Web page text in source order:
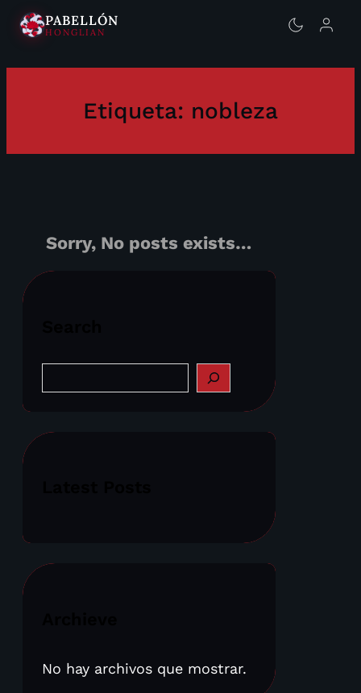
PABELLÓN
HONGLIAN
Etiqueta: nobleza
Sorry, No posts exists…
a
h
No hay archivos que mostrar.